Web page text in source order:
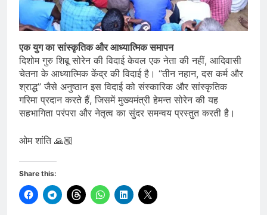
एक युग का सांस्कृतिक और आध्यात्मिक समापन
दिशोम गुरु शिबू सोरेन की विदाई केवल एक नेता की नहीं, आदिवासी
चेतना के आध्यात्मिक केंद्र की विदाई है। “तीन नहान, दस कर्म और
श्राद्ध” जैसे अनुष्ठान इस विदाई को संस्कारिक और सांस्कृतिक
गरिमा प्रदान करते हैं, जिसमें मुख्यमंत्री हेमन्त सोरेन की यह
सहभागिता परंपरा और नेतृत्व का सुंदर समन्वय प्रस्तुत करती है।
ओम शांति 🙏🏼
Share this: